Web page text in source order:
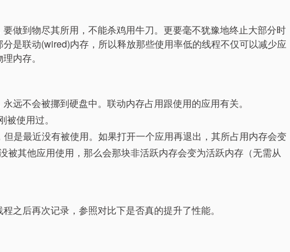
做到物尽其所用，不能杀鸡用牛刀。更要毫不犹豫地终止大部分时
是联动(wired)内存，所以释放那些使用率低的线程不仅可以减少应
内存。
远不会被挪到硬盘中。联动内存占用跟使用的应用有关。
使用过。
是最近没有被使用。如果打开一个应用再退出，其所占用内存会变
被其他应用使用，那么会那块非活跃内存会变为活跃内存（无需从
之后再次记录，参照对比下是否真的提升了性能。